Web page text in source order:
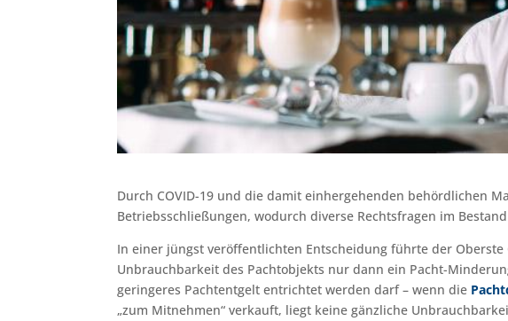
Durch COVID-19 und die damit einhergehenden behördlichen
Betriebsschließungen, wodurch diverse Rechtsfragen im
In einer jüngst veröffentlichten Entscheidung führte der Oberste
Unbrauchbarkeit des Pachtobjekts nur dann ein Pacht-
geringeres Pachtentgelt entrichtet werden darf – wenn die
„zum Mitnehmen“ verkauft, liegt keine gänzliche